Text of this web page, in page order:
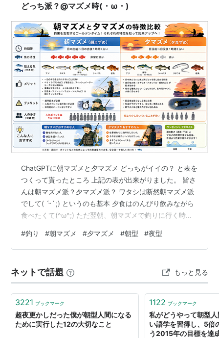
どっち派？@マズメ時(・ω・)
ChatGPTに朝マズメと夕マズメ どっちがイイの？ と表を
つくって貰ったところ 上記の表が出来がりました。 皆さ
んは朝マズメ派？夕マズメ派？ ワタシは断然朝マズメ派
でして( ˊᵕˋ ;) というのも基本 夕食はのんびり飲みながら
食べたくて(^ω^;) ただ翌朝、朝マズメで釣りに行く時は
でもイイんじゃね？ とも思えますが(;^_^A 夕マズメに殆
ど行ったこと殆ど無いんですが 朝マズメ、クソ早い時間
ぎたかなぁ。。。なんて思っても ワタシより早く来てい
る人 ワンサカ居ますもん(lll⚆ᗜ⚆)…
#釣り #朝マズメ #夕マズメ #朝型 #夜型
ネットで話題 もっと見る
3221 ブックマーク
超夜更かしだった僕が朝型人間になる
ために実行した12の大切なこと
1122 ブックマーク
私がどうやって朝型
い語学を習得し、5倍
う2015年の目標を達